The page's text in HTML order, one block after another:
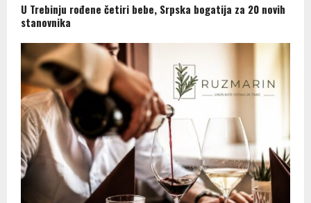
U Trebinju rođene četiri bebe, Srpska bogatija za 20 novih
stanovnika